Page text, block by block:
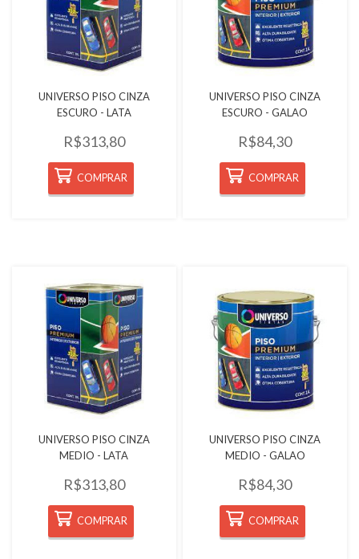
Quickview
UNIVERSO PISO CINZA
ESCURO - LATA
R$313,80
COMPRAR
Quickview
UNIVERSO PISO CINZA
ESCURO - GALAO
R$84,30
COMPRAR
Quickview
UNIVERSO PISO CINZA
MEDIO - LATA
R$313,80
COMPRAR
Quickview
UNIVERSO PISO CINZA
MEDIO - GALAO
R$84,30
COMPRAR